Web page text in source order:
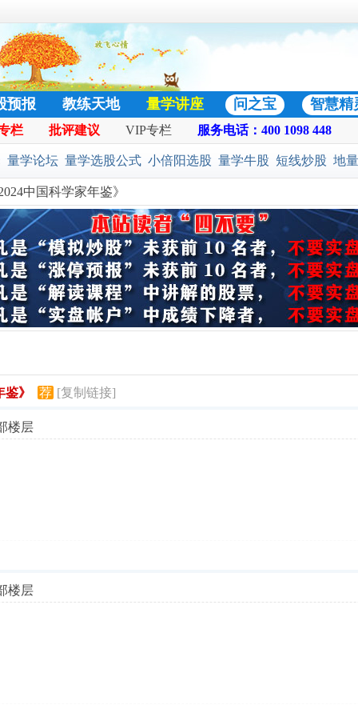
预报 教练天地 量学讲座 问之宝 智慧精
日志 热门好贴
栏 批评建议 VIP专栏 服务电话：400 1098 448
量学论坛 量学选股公式 小倍阳选股 量学牛股 短线炒股 地
股公式 预警选股公式
中国科学家年鉴》
》 荐 [复制链接]
楼层
楼层